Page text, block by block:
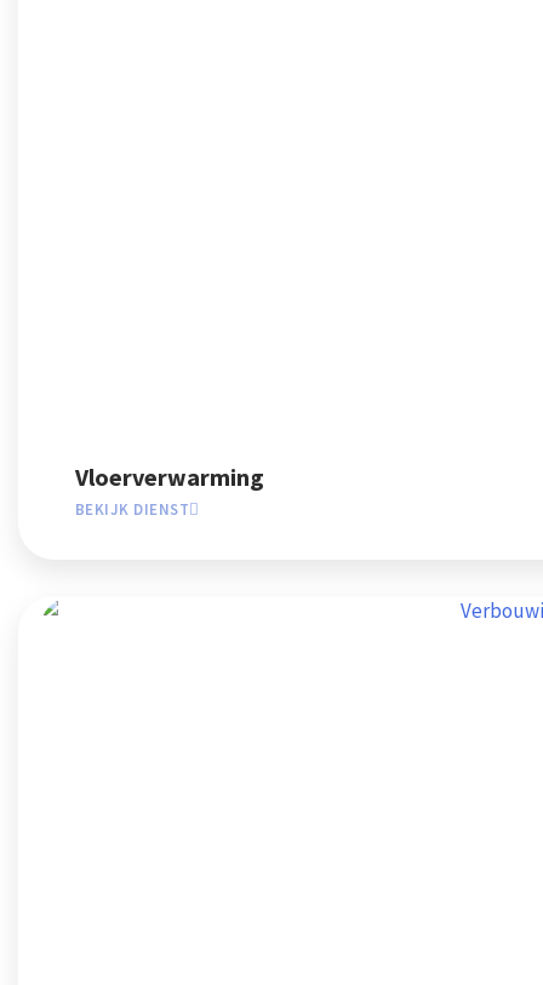
Vloerverwarming
BEKIJK DIENST